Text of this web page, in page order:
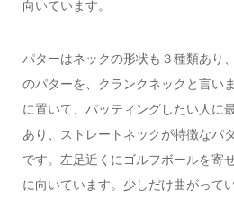
向いています。
パターはネックの形状も３種類あり
のパターを、クランクネックと言い
に置いて、パッティングしたい人に
あり、ストレートネックが特徴なパ
です。左足近くにゴルフボールを寄
に向いています。少しだけ曲がって